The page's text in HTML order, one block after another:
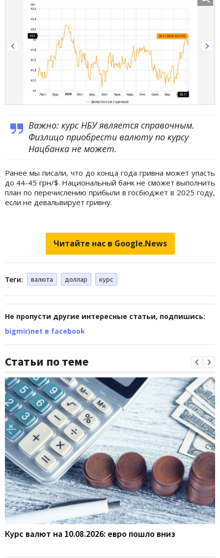
Важно: курс НБУ является справочным.
Физлицо приобрести валюту по курсу
Нацбанка не может.
Ранее мы писали, что до конца года гривна может упасть
до 44-45 грн/$. Национальный банк не сможет выполнить
план по перечислению прибыли в госбюджет в 2025 году,
если не девальвирует гривну.
Читайте нас в Google.News
Теги: валюта доллар курс
Не пропусти другие интересные статьи, подпишись:
bigmir)net в facebook
Статьи по теме
Курс валют на 10.08.2026: евро пошло вниз